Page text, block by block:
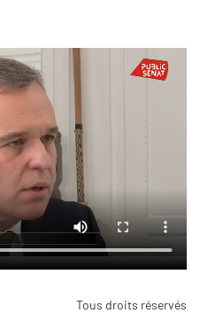
Tous droits réservés